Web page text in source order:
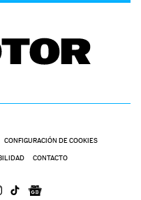
CONFIGURACIÓN DE COOKIES
CONTACTO